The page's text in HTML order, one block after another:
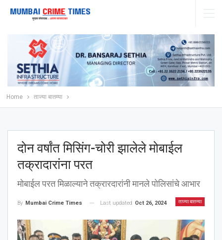
Home ताज्या बातम्या
दोन वर्षांत मिसिंग-चोरी झालेले मोबाईल
तक्रादारांना परत
मोबाईल परत मिळाल्याने तक्रारदारांनी मानले पोलिसांचे आभार
ताज्या बातम्या
By Mumbai Crime Times Last updated Oct 26, 2024